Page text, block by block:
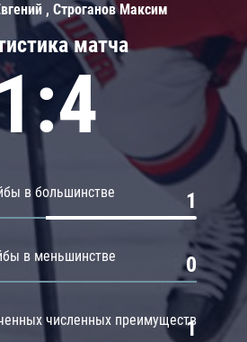
матча
в большинстве 1
в меньшинстве 0
численных преимуществ
1
, Строганов Максим